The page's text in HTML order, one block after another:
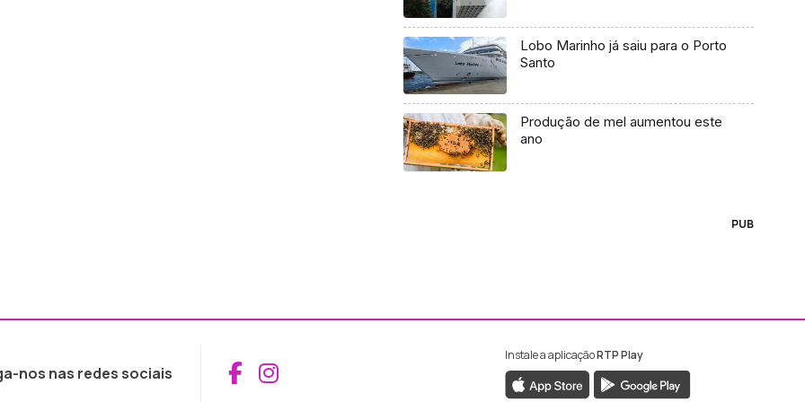
Lobo Marinho já saiu para o Porto
Santo
Produção de mel aumentou este
ano
PUB
nos nas redes sociais Aceder ao Facebook da RTP Madeira
Aceder ao Instagram da RTP Madeira
Instale a aplicaçãoRTP Play